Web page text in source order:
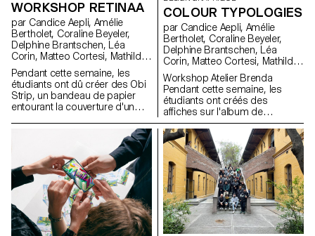
WORKSHOP RETINAA
par Candice Aepli, Amélie
Bertholet, Coraline Beyeler,
Delphine Brantschen, Léa
Corin, Matteo Cortesi, Mathilde
Driebold, Eliot Dubi, Marc
Facchinetti, Emilie Müller, Dorian
Pangallo, Paul Paturel, Hugo
Scholl, Diego Steiner, Cyprien
Valenza, Alfredo Venti, Arnaud
Wenger, Constance Mauler,
González, Vladislav Tschumi
Pendant cette semaine, les
étudiants ont dû créer des Obi
Strip, un bandeau de papier
entourant la couverture d'un
représentant l'univers de leur
vinyle et une couche invisible en
créant une trame de sécurité.
Le résultat a été imprimé en
sérigraphie, une encre visible et
une encre UV pour le design de
sécurité.
COLOUR TYPOLOGIES
par Candice Aepli, Amélie
Bertholet, Coraline Beyeler,
Delphine Brantschen, Léa
Corin, Matteo Cortesi, Mathilde
Driebold, Eliot Dubi, Marc
Facchinetti, Emilie Müller, Dorian
Pangallo, Paul Paturel, Hugo
Scholl, Diego Steiner, Cyprien
Valenza, Alfredo Venti, Arnaud
Wenger, Constance Mauler,
Flora Hayoz, Lidia Molina
González, Vladislav Tschumi
Workshop Atelier Brenda
Pendant cette semaine, les
étudiants ont créés des
affiches sur l'album de
musique «Color» de Ken
Nordine.